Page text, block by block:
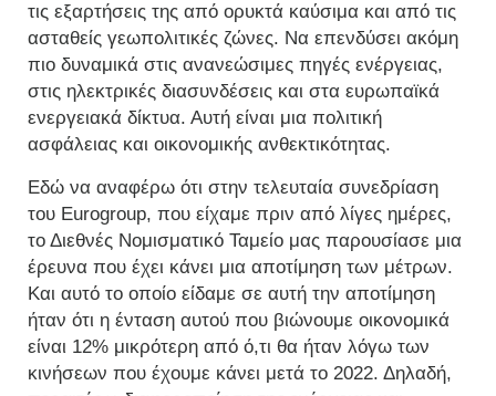
τις εξαρτήσεις της από ορυκτά καύσιμα και από τις
ασταθείς γεωπολιτικές ζώνες. Να επενδύσει ακόμη
πιο δυναμικά στις ανανεώσιμες πηγές ενέργειας,
στις ηλεκτρικές διασυνδέσεις και στα ευρωπαϊκά
ενεργειακά δίκτυα. Αυτή είναι μια πολιτική
ασφάλειας και οικονομικής ανθεκτικότητας.
Εδώ να αναφέρω ότι στην τελευταία συνεδρίαση
του Eurogroup, που είχαμε πριν από λίγες ημέρες,
το Διεθνές Νομισματικό Ταμείο μας παρουσίασε μια
έρευνα που έχει κάνει μια αποτίμηση των μέτρων.
Και αυτό το οποίο είδαμε σε αυτή την αποτίμηση
ήταν ότι η ένταση αυτού που βιώνουμε οικονομικά
είναι 12% μικρότερη από ό,τι θα ήταν λόγω των
κινήσεων που έχουμε κάνει μετά το 2022. Δηλαδή,